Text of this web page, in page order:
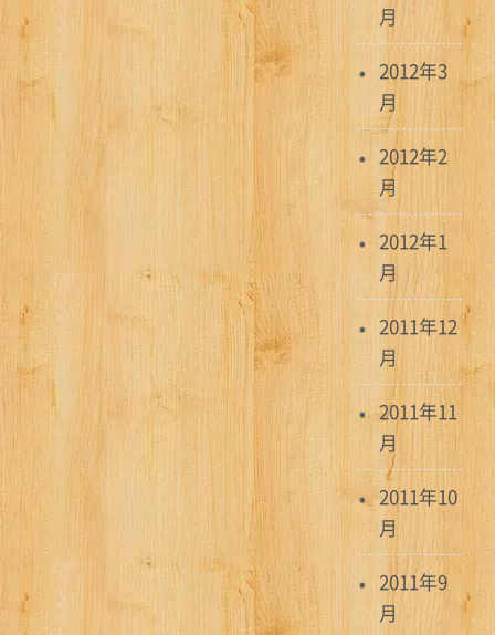
月
2012年3
月
2012年2
月
2012年1
月
2011年12
月
2011年11
月
2011年10
月
2011年9
月